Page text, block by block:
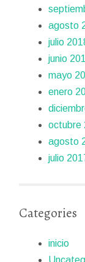
agosto
julio
junio
mayo
enero
octubre
agosto
julio
Categories
inicio